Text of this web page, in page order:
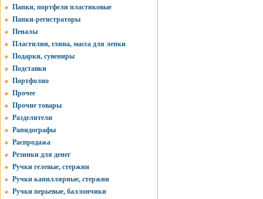
Папки, портфели пластиковые
Папки-регистраторы
Пеналы
Пластилин, глина, масса для лепки
Подарки, сувениры
Подставки
Портфолио
Прочее
Прочие товары
Разделители
Рапидографы
Распродажа
Резинки для денег
Ручки гелевые, стержни
Ручки капиллярные, стержни
Ручки перьевые, баллончики